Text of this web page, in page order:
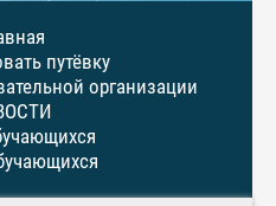
путёвку
организации